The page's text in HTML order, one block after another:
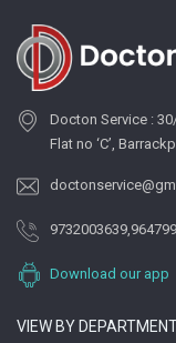
Docton Service :
Flat no ‘C’,
9732003639,
Download our app
VIEW BY